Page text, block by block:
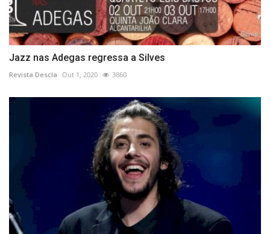
Jazz nas Adegas regressa a Silves
Revista Descla Out 1, 2020 3860